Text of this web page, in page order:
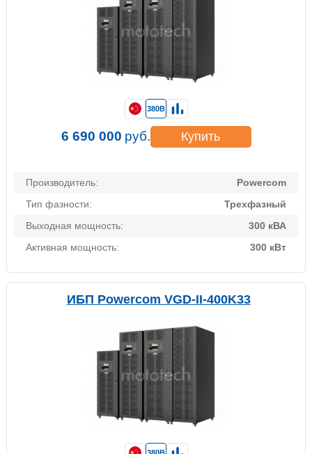
Производитель:
Powercom
Тип фазности:
Трехфазный
Выходная мощность:
300 кВА
Активная мощность:
300 кВт
380В
6 690 000 руб. Купить
ИБП Powercom VGD-II-400K33